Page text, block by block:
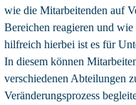
wie die Mitarbeitenden auf
Bereichen reagieren und wie
hilfreich hierbei ist es für
In diesem können
verschiedenen Abteilungen
Veränderungsprozess